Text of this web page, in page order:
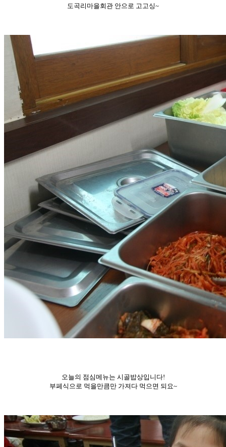
도곡리마을회관 안으로 고고싱~
오늘의 점심메뉴는 시골밥상입니다!
부페식으로 먹을만큼만 가져다 먹으면 되요~